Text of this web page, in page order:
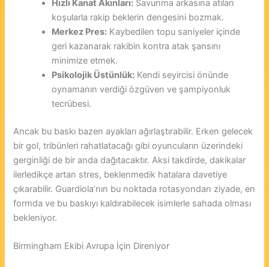
Hızlı Kanat Akınları: Savunma arkasına atılan
koşularla rakip beklerin dengesini bozmak.
Merkez Pres: Kaybedilen topu saniyeler içinde
geri kazanarak rakibin kontra atak şansını
minimize etmek.
Psikolojik Üstünlük: Kendi seyircisi önünde
oynamanın verdiği özgüven ve şampiyonluk
tecrübesi.
Ancak bu baskı bazen ayakları ağırlaştırabilir. Erken gelecek
bir gol, tribünleri rahatlatacağı gibi oyuncuların üzerindeki
gerginliği de bir anda dağıtacaktır. Aksi takdirde, dakikalar
ilerledikçe artan stres, beklenmedik hatalara davetiye
çıkarabilir. Guardiola’nın bu noktada rotasyondan ziyade, en
formda ve bu baskıyı kaldırabilecek isimlerle sahada olması
bekleniyor.
Birmingham Ekibi Avrupa İçin Direniyor